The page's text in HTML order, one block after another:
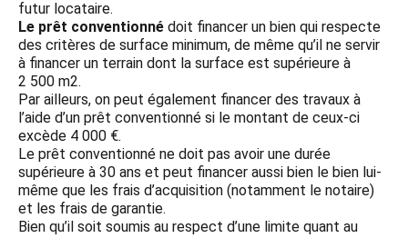
futur locataire.
Le prêt conventionné doit financer un bien qui respecte
des critères de surface minimum, de même qu’il ne servir
à financer un terrain dont la surface est supérieure à
2 500 m2.
Par ailleurs, on peut également financer des travaux à
l’aide d’un prêt conventionné si le montant de ceux-ci
excède 4 000 €.
Le prêt conventionné ne doit pas avoir une durée
supérieure à 30 ans et peut financer aussi bien le bien lui-
même que les frais d’acquisition (notamment le notaire)
et les frais de garantie.
Bien qu’il soit soumis au respect d’une limite quant au